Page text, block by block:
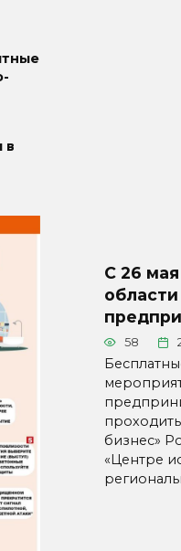
С 26
58
бизнес»
«Центре
в